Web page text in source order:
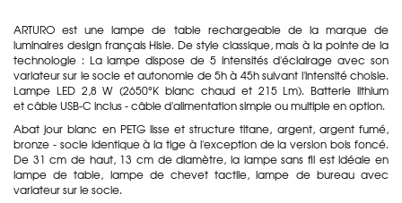
ARTURO est une lampe de table rechargeable de la marque de
luminaires design français Hisle. De style classique, mais à la pointe de la
technologie : La lampe dispose de 5 intensités d'éclairage avec son
variateur sur le socle et autonomie de 5h à 45h suivant l'intensité choisie.
Lampe LED 2,8 W (2650°K blanc chaud et 215 Lm). Batterie lithium
et câble USB-C inclus - câble d'alimentation simple ou multiple en option.
Abat jour blanc en PETG lisse et structure titane, argent, argent fumé,
bronze - socle identique à la tige à l'exception de la version bois foncé.
De 31 cm de haut, 13 cm de diamètre, la lampe sans fil est idéale en
lampe de table, lampe de chevet tactile, lampe de bureau avec
variateur sur le socle.